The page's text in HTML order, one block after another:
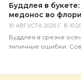
Буддлея в
медонос во
10 АВГУСТА 2026 Г. В
Буддлея в срезке
типичные ошибки.